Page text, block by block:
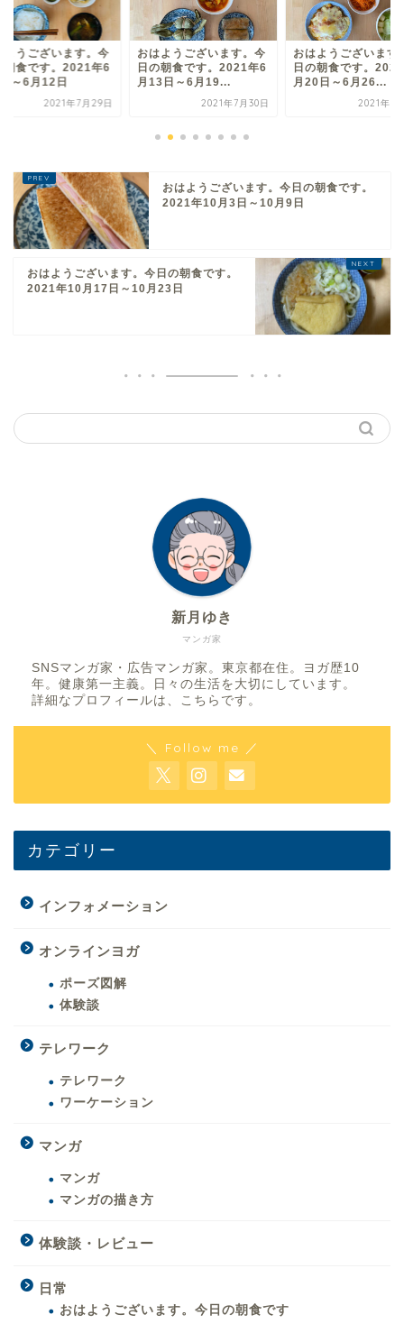
ようございます。今
朝食です。2021年6
～6月12日
2021年7月29日
おはようございます。今
日の朝食です。2021年6
月13日～6月19...
2021年7月30日
おはようございます
日の朝食です。
月20日～6月26...
2021年7
おはようございます。今日の朝食です。
2021年10月3日～10月9日
おはようございます。今日の朝食です。
2021年10月17日～10月23日
マンガ家
新月ゆき
SNSマンガ家・広告マンガ家。東京都在住。ヨガ歴10
年。健康第一主義。日々の生活を大切にしています。
詳細なプロフィールは、
こちら です。
＼ Follow me ／
カテゴリー
インフォメーション
オンラインヨガ
ポーズ図解
体験談
テレワーク
テレワーク
ワーケーション
マンガ
マンガ
マンガの描き方
体験談・レビュー
日常
おはようございます。今日の朝食です